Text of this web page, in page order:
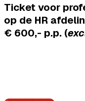
Ticket voor
op de HR
€ 600,- p.p. (